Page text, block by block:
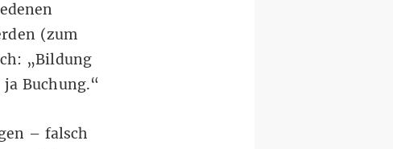
(zum
„Bildung
Buchung.“
– falsch